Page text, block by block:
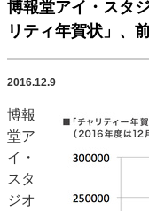
TOP
新着記事
インタビュー
コ
SDGs・地域
ポストプレ
市場・統計
人事・移転・
特集記事カテゴリー一覧
博報堂アイ・スタ
リティ年賀状」、
2016.12.9
博報
堂ア
イ・
スタ
ジオ